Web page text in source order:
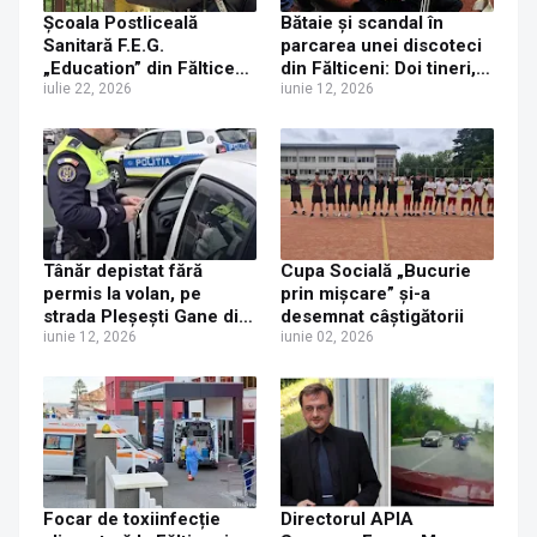
Școala Postliceală
Sanitară F.E.G.
„Education” din Fălticeni,
desființată printr-un
Dimian
iulie 22, 2026
Bătaie și scandal în
parcarea unei discoteci
din Fălticeni: Doi tineri,
reținuți după ce au bătut
distrus o mașină
iunie 12, 2026
Tânăr depistat fără
permis la volan, pe
strada Pleșești Gane din
Fălticeni
iunie 12, 2026
Cupa Socială „Bucurie
prin mișcare” și-a
desemnat câștigătorii
iunie 02, 2026
Focar de toxiinfecție
Directorul APIA